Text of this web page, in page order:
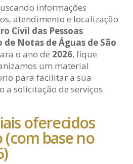
informações
atendimento e localização
Civil das Pessoas
Notas de Águas de São
o ano de 2026, fique
um material
para facilitar a sua
a solicitação de serviços
oferecidos
base no